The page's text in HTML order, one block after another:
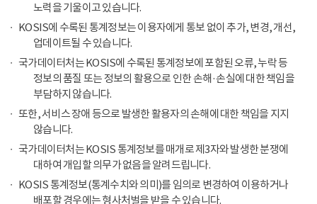
노력을 기울이고 있습니다.
KOSIS에 수록된 통계정보는 이용자에게 통보 없이 추가, 변경, 개선,
업데이트될 수 있습니다.
국가데이터처는 KOSIS에 수록된 통계정보에 포함된 오류, 누락 등
정보의 품질 또는 정보의 활용으로 인한 손해·손실에 대한 책임을
부담하지 않습니다.
또한, 서비스 장애 등으로 발생한 활용자의 손해에 대한 책임을 지지
않습니다.
국가데이터처는 KOSIS 통계정보를 매개로 제3자와 발생한 분쟁에
대하여 개입할 의무가 없음을 알려드립니다.
KOSIS 통계정보(통계수치와 의미)를 임의로 변경하여 이용하거나
배포할 경우에는 형사처벌을 받을 수 있습니다.